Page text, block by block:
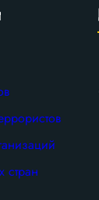
стран